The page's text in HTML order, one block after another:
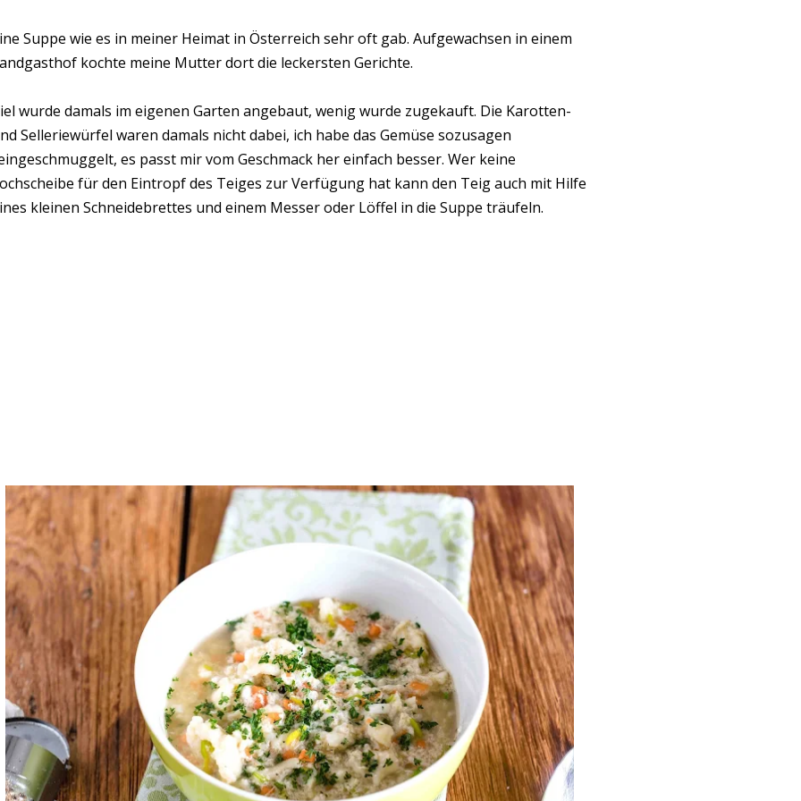
Suppe wie es in meiner Heimat in Österreich sehr oft gab. Aufgewachsen in einem
kochte meine Mutter dort die leckersten Gerichte.
wurde damals im eigenen Garten angebaut, wenig wurde zugekauft. Die Karotten-
Selleriewürfel waren damals nicht dabei, ich habe das Gemüse sozusagen
es passt mir vom Geschmack her einfach besser. Wer keine
für den Eintropf des Teiges zur Verfügung hat kann den Teig auch mit Hilfe
kleinen Schneidebrettes und einem Messer oder Löffel in die Suppe träufeln.